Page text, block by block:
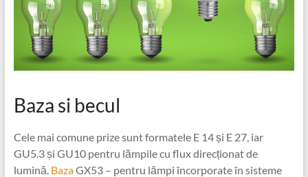
Baza si becul
Cele mai comune prize sunt formatele E 14 și E 27, iar
GU5.3 și GU10 pentru lămpile cu flux direcționat de
lumină. BazaGX53 – pentru lămpi încorporate în sisteme